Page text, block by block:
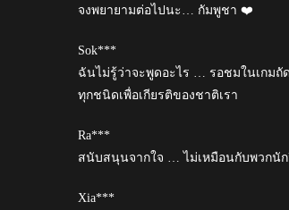
จงพยายามต่อไปนะ… กัมพูชา ❤️
Sok***
ฉันไม่รู้ว่าจะพูดอะไร … รอชมในเกม
ทุกชนิดเพื่อเกียรติของชาติเรา
Ra***
สนับสนุนจากใจ … ไม่เหมือนกับพวกนั
Xia***